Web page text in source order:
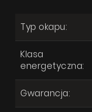
Typ okapu:
Klasa
energetyczna:
Gwarancja: